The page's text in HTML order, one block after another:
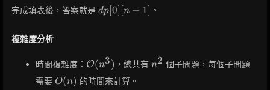
完成填表後，答案就是 dp[0]
[n +
dp[0] [n + 1] 。
複雜度分析
時間複雜度： \mathcal{O}
(n^3)
O(n3) ，總共有n^2
n2 個子問題，每個子問題
需要 O(n)
O(n) 的時間來計算。